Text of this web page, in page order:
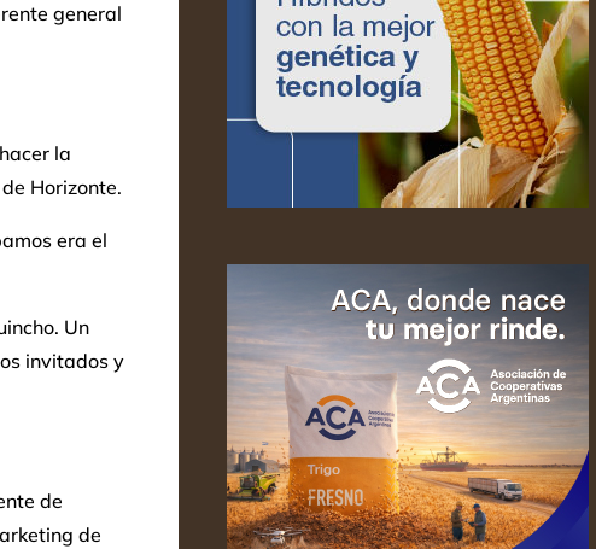
general
la
Horizonte.
era el
Un
invitados y
de
de